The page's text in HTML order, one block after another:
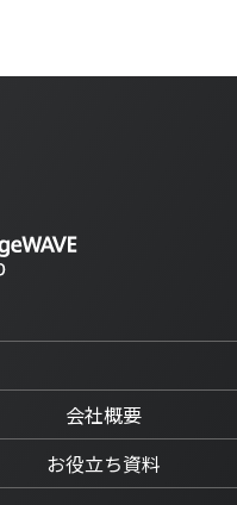
会社概要
お役立ち資料